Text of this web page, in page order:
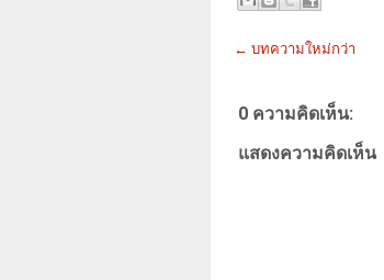
← บทความใหม่กว่า
0 ความคิดเห็น:
แสดงความคิดเห็น